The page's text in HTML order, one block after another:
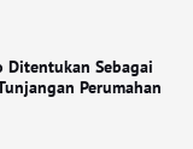
Ditentukan Sebagai
Perumahan